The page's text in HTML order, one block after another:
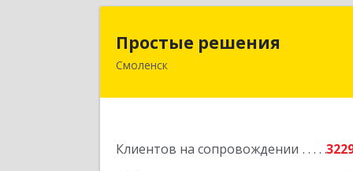
Простые решения
Смоленск
Клиентов на сопровождении
214015, Смоленская обл, Смоленск г,